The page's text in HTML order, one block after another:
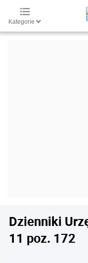
Kategorie
Dzienniki
11 poz. 172